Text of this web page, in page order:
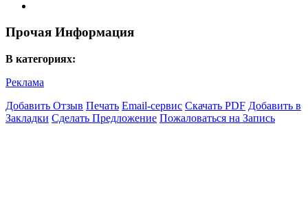
Прочая Информация
В категориях:
Реклама
Добавить Отзыв Печать Email-сервис Скачать PDF Добавить в
Закладки Сделать Предложение Пожаловаться на Запись